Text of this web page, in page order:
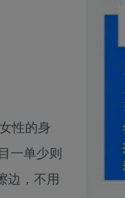
性的身
一单少则
边，不用